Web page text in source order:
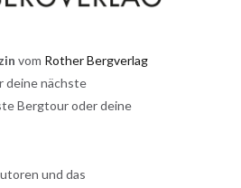
vom Rother Bergverlag
deine nächste
Bergtour oder deine
und das